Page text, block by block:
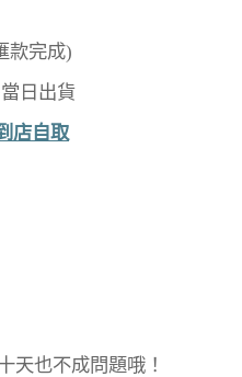
款完成)
日出貨
店自取
天也不成問題哦！